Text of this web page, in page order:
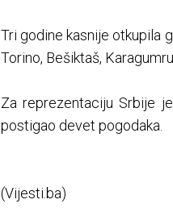
Tri godine kasnije otkupila
Torino, Bešiktaš,
Za reprezentaciju Srbije
postigao devet pogodaka.
(Vijesti.ba)